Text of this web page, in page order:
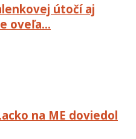
útočí aj
oveľa…
na ME doviedol